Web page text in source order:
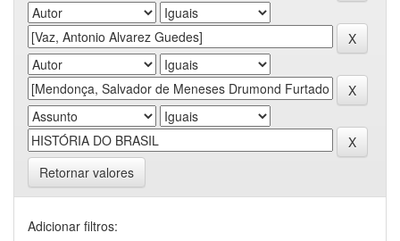
Retornar valores
Adicionar filtros: